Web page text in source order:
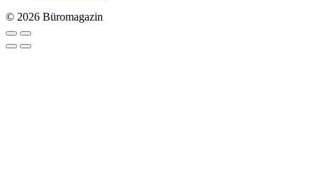
© 2026 Büromagazin